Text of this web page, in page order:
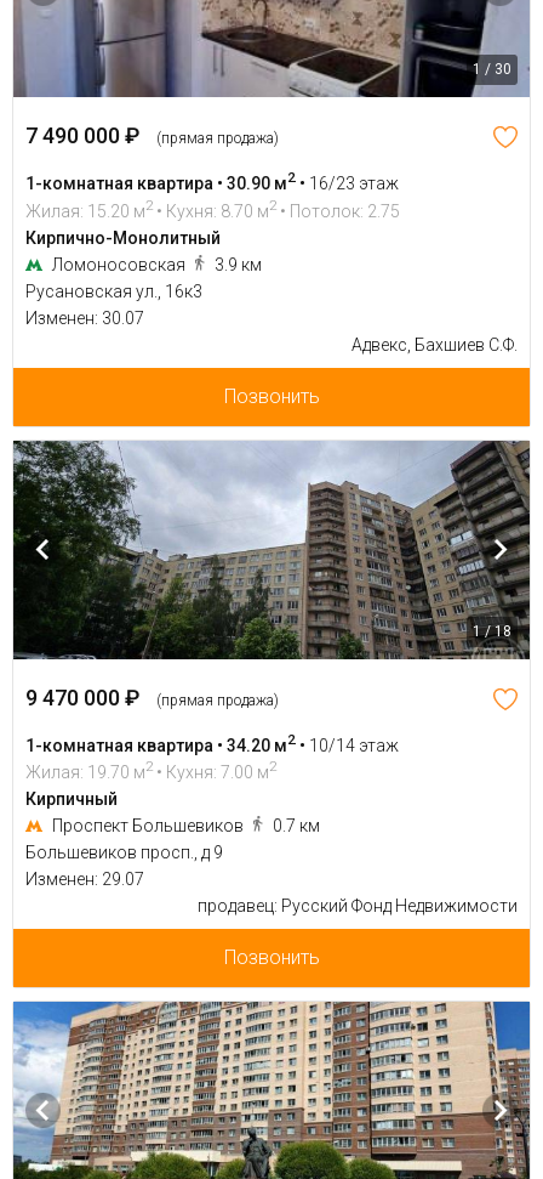
1 / 30
7 490 000 ₽ (прямая продажа)
1-комнатная квартира • 30.90 м2 • 16/23 этаж
Жилая: 15.20 м2 • Кухня: 8.70 м2 • Потолок: 2.75
Кирпично-Монолитный
Ломоносовская
3.9 км
Русановская ул., 16к3
Изменен: 30.07
Адвекс, Бахшиев С.Ф.
Позвонить
1 / 18
9 470 000 ₽ (прямая продажа)
1-комнатная квартира • 34.20 м2 • 10/14 этаж
Жилая: 19.70 м2 • Кухня: 7.00 м2
Кирпичный
Проспект Большевиков
0.7 км
Большевиков просп., д 9
Изменен: 29.07
продавец: Русский Фонд Недвижимости
Позвонить